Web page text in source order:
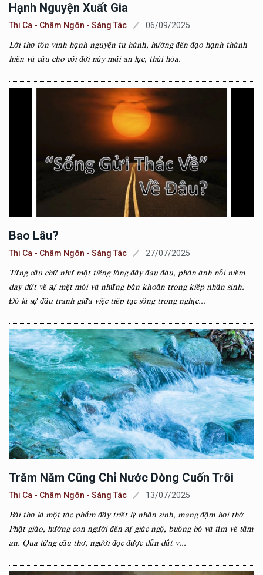
Hạnh Nguyện Xuất Gia
Thi Ca - Châm Ngôn - Sáng Tác 06/09/2025
Lời thơ tôn vinh hạnh nguyện tu hành, hướng đến đạo hạnh thánh
hiền và cầu cho cõi đời này mãi an lạc, thái hòa.
Bao Lâu?
Thi Ca - Châm Ngôn - Sáng Tác 27/07/2025
Từng câu chữ như một tiếng lòng đầy đau đáu, phản ánh nỗi niềm
day dứt về sự mệt mỏi và những băn khoăn trong kiếp nhân sinh.
Đó là sự đấu tranh giữa việc tiếp tục sống trong nghịc...
Trăm Năm Cũng Chỉ Nước Dòng Cuốn Trôi
Thi Ca - Châm Ngôn - Sáng Tác 13/07/2025
Bài thơ là một tác phẩm đầy triết lý nhân sinh, mang đậm hơi thở
Phật giáo, hướng con người đến sự giác ngộ, buông bỏ và tìm về tâm
an. Qua từng câu thơ, người đọc được dẫn dắt v...